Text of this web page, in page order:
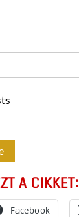
A CIKKET:
Facebook